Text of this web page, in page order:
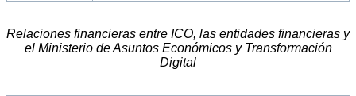
Relaciones financieras entre ICO, las entidades financieras y
el Ministerio de Asuntos Económicos y Transformación
Digital